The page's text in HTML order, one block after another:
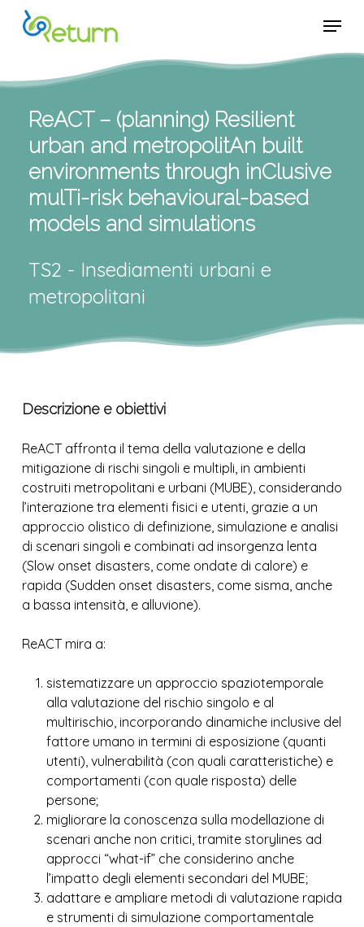
Menu
ReACT – (planning) Resilient
urban and metropolitAn built
environments through inClusive
mulTi-risk behavioural-based
models and simulations
TS2 - Insediamenti urbani e
metropolitani
Descrizione e obiettivi
ReACT affronta il tema della valutazione e della
mitigazione di rischi singoli e multipli, in ambienti
costruiti metropolitani e urbani (MUBE), considerando
l’interazione tra elementi fisici e utenti, grazie a un
approccio olistico di definizione, simulazione e analisi
di scenari singoli e combinati ad insorgenza lenta
(Slow onset disasters, come ondate di calore) e
rapida (Sudden onset disasters, come sisma, anche
a bassa intensità, e alluvione).
ReACT mira a:
sistematizzare un approccio spaziotemporale
alla valutazione del rischio singolo e al
multirischio, incorporando dinamiche inclusive del
fattore umano in termini di esposizione (quanti
utenti), vulnerabilità (con quali caratteristiche) e
comportamenti (con quale risposta) delle
persone;
migliorare la conoscenza sulla modellazione di
scenari anche non critici, tramite storylines ad
approcci “what-if” che considerino anche
l’impatto degli elementi secondari del MUBE;
adattare e ampliare metodi di valutazione rapida
e strumenti di simulazione comportamentale